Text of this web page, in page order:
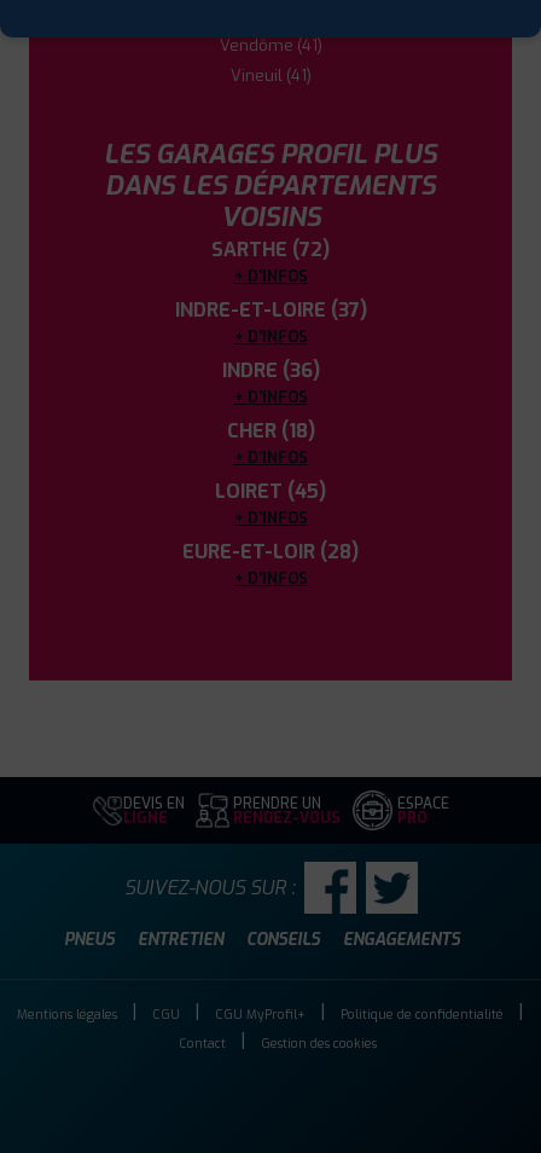
Vendôme (41)
Vineuil (41)
LES GARAGES PROFIL PLUS
DANS LES DÉPARTEMENTS
VOISINS
SARTHE (72)
+ D'INFOS
INDRE-ET-LOIRE (37)
+ D'INFOS
INDRE (36)
+ D'INFOS
CHER (18)
+ D'INFOS
LOIRET (45)
+ D'INFOS
EURE-ET-LOIR (28)
+ D'INFOS
DEVIS EN
LIGNE
PRENDRE UN
RENDEZ-VOUS
ESPACE
PRO
PNEUS ENTRETIEN CONSEILS ENGAGEMENTS
SUIVEZ-NOUS SUR :
Mentions légales CGU CGU MyProfil+
Politique de confidentialité
Contact
Gestion des cookies